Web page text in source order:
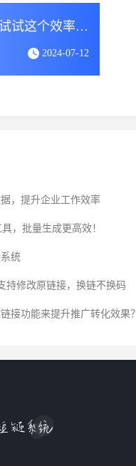
营销短信转化率不佳？试试这个效率工具网站
2024-07-12
，提升企业工作效率
，批量生成更高效！
统
持修改原链接，换链不换码
接功能来提升推广转化效果？